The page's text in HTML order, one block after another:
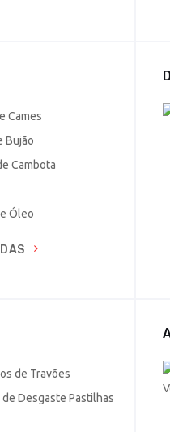
Cames
Bujão
Cambota
Óleo
de Travões
Desgaste Pastilhas